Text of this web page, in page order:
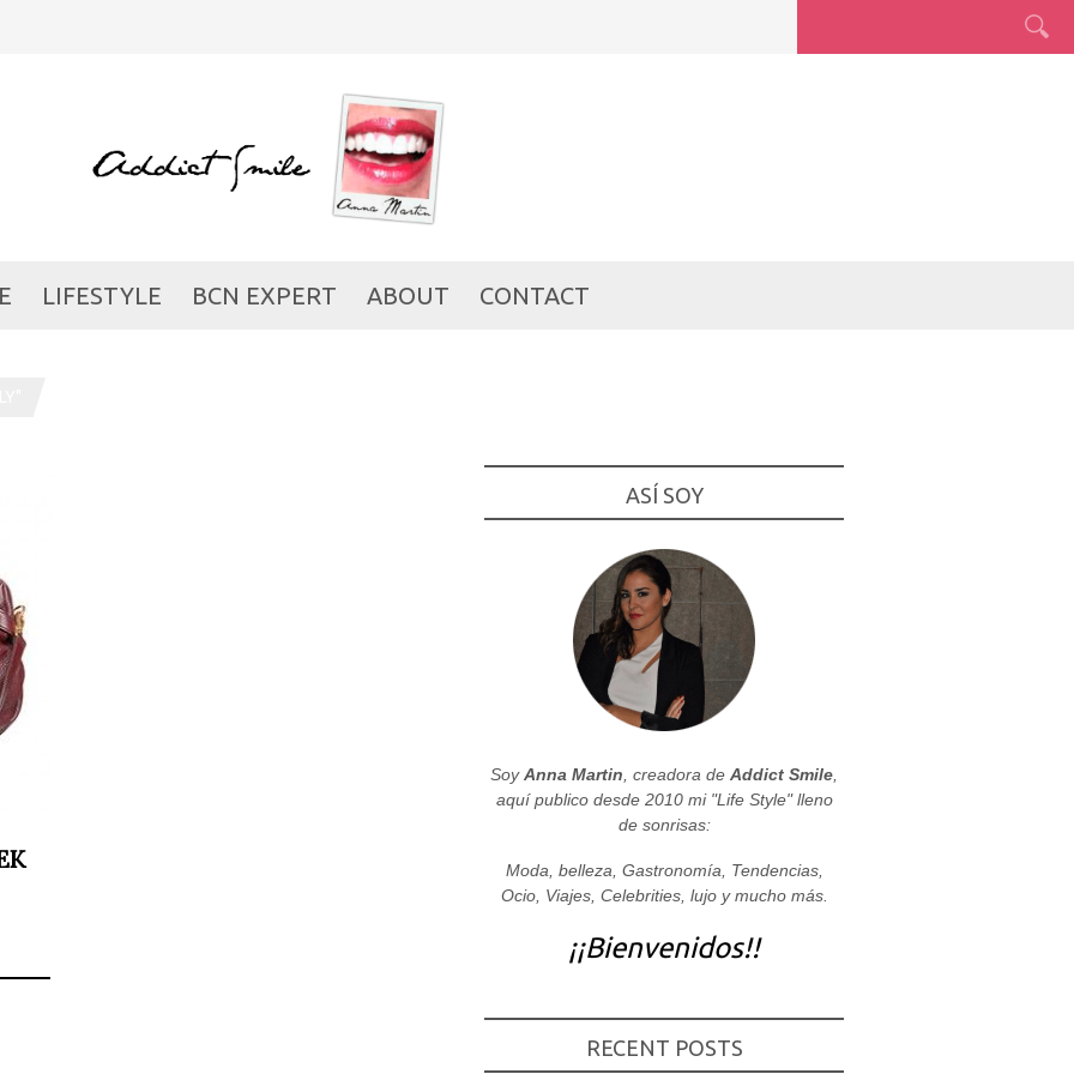
LIFESTYLE BCN EXPERT ABOUT CONTACT
ASÍ SOY
SoyAnna Martin , creadora de Addict Smile
aquí publico desde 2010 mi "Life Style" lleno
de sonrisas:
Moda, belleza, Gastronomía, Tendencias,
Ocio, Viajes, Celebrities, lujo y mucho más.
¡¡Bienvenidos!!
RECENT POSTS